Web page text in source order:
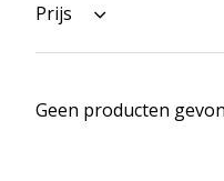
Prijs
Geen producten